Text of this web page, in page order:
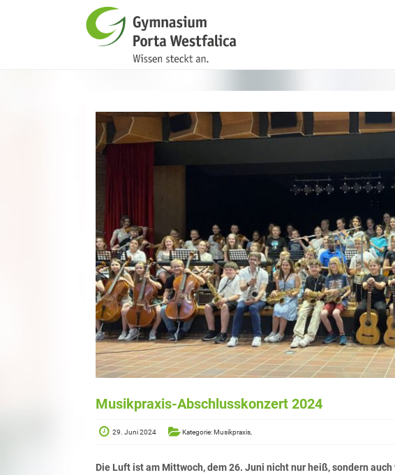
Musikpraxis-Abschlusskonzert 2024
29. Juni 2024 Kategorie: Musikpraxis,
Die Luft ist am Mittwoch, dem 26. Juni nicht nur heiß, sondern